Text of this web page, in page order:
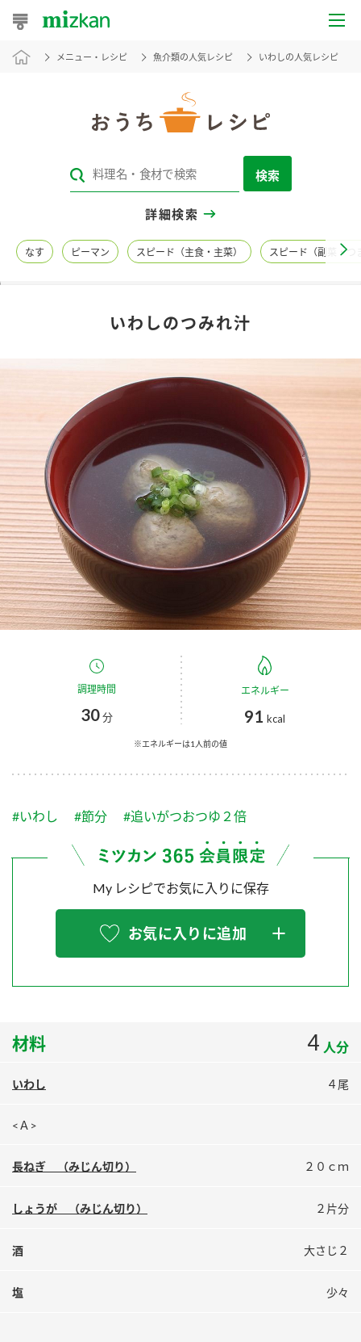
おうちレシピ
レシピカテゴリ一覧
レシピ名特集
酢
お酢ドリンク ぽん酢
みりん風・料理酒 鍋用調味料
つゆ たれ
スープ 中華
ふりかけ おすしの素
炊き込みご飯の素 米飯用調味液
新商品一覧
キャンペーン情報
ブランド・スペシャルサイト
ブランド・スペシャルサイト トップ
商品ブランドサイト
Fibee（ファイビー）
くらしプラ酢
お酢ドリンク
つゆ
PIN印
スペシャルサイト
お酢を知ろう！
ぽん酢サワー
鍋奉行マニュアル
企業情報
国内事業概要
企業理念
ミツカンの歴史
ミツカンを知る
環境への取り組み
ZENB initiative
MIM（ミツカンミュージアム）
各部門が大切にしていること
販売終了製品のご案内
よくあるご質問
地図から取り扱い店舗を探す
検索
業務用サイト 製造所固有記号一覧
メニュー・レシピ 魚介類の人気レシピ いわしの人気レシピ
検索
詳細検索
なす ピーマン スピード（主食・主菜） スピード（副菜・つ
いわしのつみれ汁
調理時間
30分
エネルギー
91 kcal
※エネルギーは1人前の値
#いわし #節分 #追いがつおつゆ２倍
My レシピでお気に入りに保存
お気に入りに追加
材料 4 人分
いわし ４尾
<Ａ>
長ねぎ （みじん切り） ２０ｃｍ
しょうが （みじん切り） ２片分
酒 大さじ２
塩 少々